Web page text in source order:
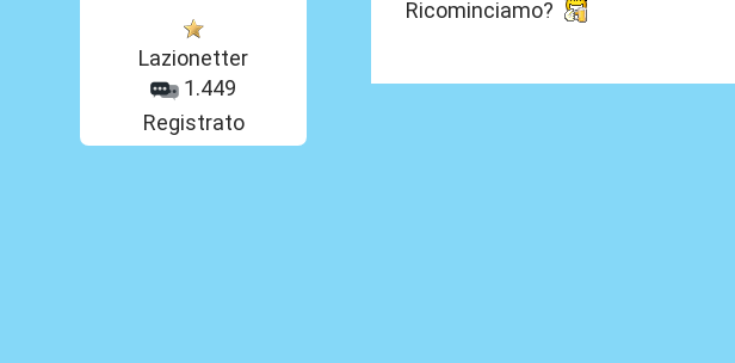
Lazionetter
1.449
Registrato
Ricominciamo?